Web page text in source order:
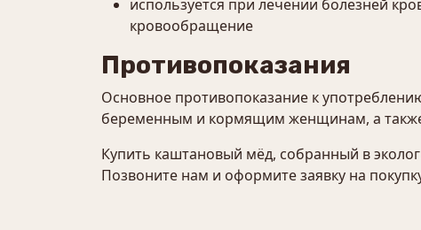
используется при лечении болезней
кровообращение
Противопоказания
Основное противопоказание к
беременным и кормящим женщинам, а
Купить каштановый мёд, собранный в
Позвоните нам и оформите заявку на